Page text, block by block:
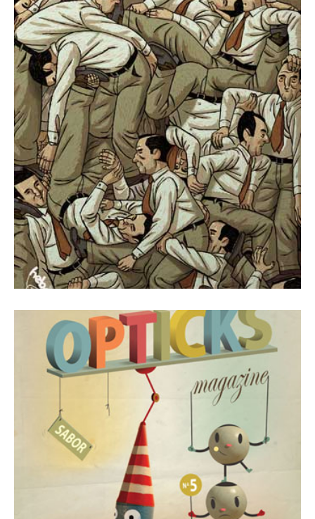
1 febrero, 2011
Revista Número 6
1 octubre, 2010
Revista Número 5